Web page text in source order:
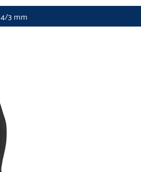
3 mm